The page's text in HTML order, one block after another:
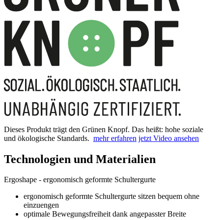
Dieses Produkt trägt den Grünen Knopf. Das heißt: hohe soziale
und ökologische Standards. mehr erfahren jetzt Video ansehen
Technologien und Materialien
Ergoshape - ergonomisch geformte Schultergurte
ergonomisch geformte Schultergurte sitzen bequem ohne
einzuengen
optimale Bewegungsfreiheit dank angepasster Breite